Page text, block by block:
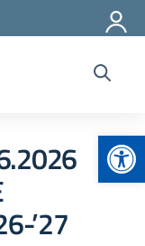
’27